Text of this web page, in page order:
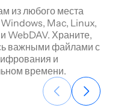
из любого места
Mac, Linux,
WebDAV. Храните,
важными файлами с
и
времени.